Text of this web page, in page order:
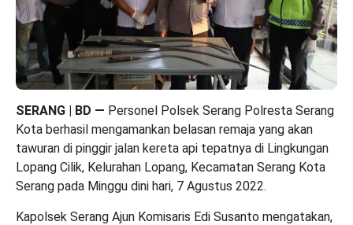
SERANG | BD — Personel Polsek Serang Polresta Serang
Kota berhasil mengamankan belasan remaja yang akan
tawuran di pinggir jalan kereta api tepatnya di Lingkungan
Lopang Cilik, Kelurahan Lopang, Kecamatan Serang Kota
Serang pada Minggu dini hari, 7 Agustus 2022.
Kapolsek Serang Ajun Komisaris Edi Susanto mengatakan,